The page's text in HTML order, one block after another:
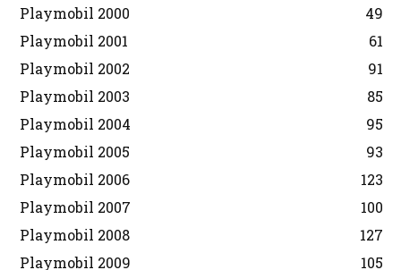
Playmobil 2000
49
Playmobil 2001
61
Playmobil 2002
91
Playmobil 2003
85
Playmobil 2004
95
Playmobil 2005
93
Playmobil 2006
123
Playmobil 2007
100
Playmobil 2008
127
Playmobil 2009
105